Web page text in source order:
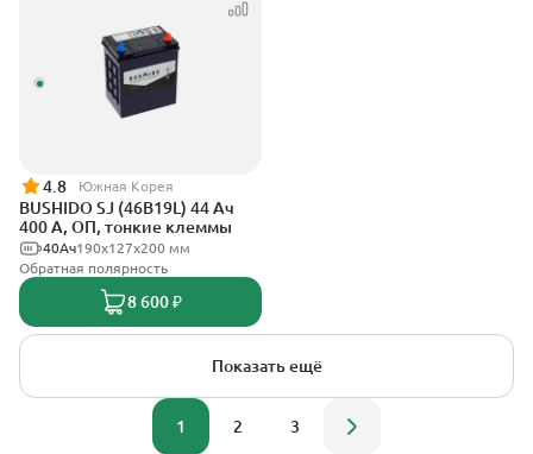
4.8 Южная Корея
BUSHIDO SJ (46B19L) 44 Ач
400 А, ОП, тонкие клеммы
190x127x200 мм
40Ач
Обратная полярность
8 600 ₽
Показать ещё
1 2 3